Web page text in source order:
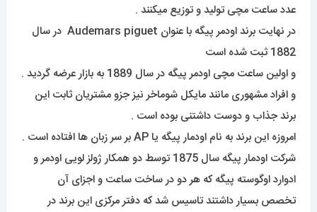
عدد ساعت مچی تولید و توزیع میکنند .
در نهایت برند اودمر پیگه با عنوان Audemars piguet در سال
1882 ثبت شده است
و اولین ساعت مچی اودمر پیگه در سال 1889 به بازار عرضه گردید .
و افراد مشهوری مانند مایکل شوماخر نیز جزو مشتریان ثابت این
برند جذاب و دوست داشتنی بوده است .
امروزه این برند به نام اودمار پیگه یا AP بر سر زبان ها افتاده است .
شرکت اودمار پیگه سال 1875 توسط دو همکار ژولز لویی اودمر و
ادوارد اوگوسته پیگه که هر دو در ساخت ساعت و اجزای آن
تخصص بسیار داشتند تاسیس شد که دفتر مرکزی این برند در